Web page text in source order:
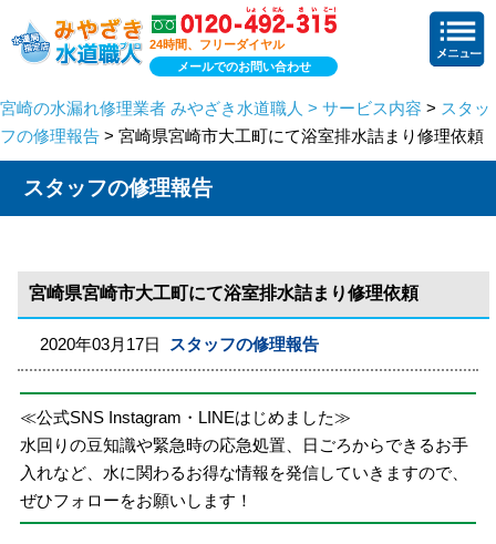
24時間、フリーダイヤル
メールでのお問い合わせ
宮崎の水漏れ修理業者 みやざき水道職人 > サービス内容 > スタッ
フの修理報告 > 宮崎県宮崎市大工町にて浴室排水詰まり修理依頼
スタッフの修理報告
宮崎県宮崎市大工町にて浴室排水詰まり修理依頼
2020年03月17日 スタッフの修理報告
≪公式SNS Instagram・LINEはじめました≫
水回りの豆知識や緊急時の応急処置、日ごろからできるお手
入れなど、水に関わるお得な情報を発信していきますので、
ぜひフォローをお願いします！